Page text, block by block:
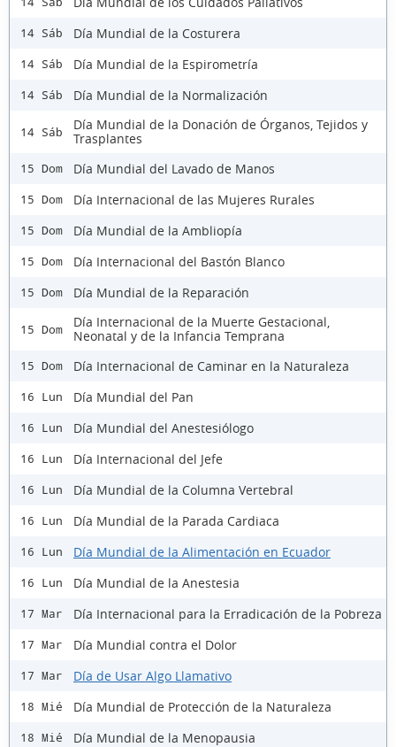
14 Sáb Día Mundial de la Costurera
14 Sáb Día Mundial de la Espirometría
14 Sáb Día Mundial de la Normalización
14 Sáb
Día Mundial de la Donación de Órganos, Tejidos y
Trasplantes
15 Dom Día Mundial del Lavado de Manos
15 Dom Día Internacional de las Mujeres Rurales
15 Dom Día Mundial de la Ambliopía
15 Dom Día Internacional del Bastón Blanco
15 Dom Día Mundial de la Reparación
15 Dom
Día Internacional de la Muerte Gestacional,
Neonatal y de la Infancia Temprana
15 Dom Día Internacional de Caminar en la Naturaleza
16 Lun Día Mundial del Pan
16 Lun Día Mundial del Anestesiólogo
16 Lun Día Internacional del Jefe
16 Lun Día Mundial de la Columna Vertebral
16 Lun Día Mundial de la Parada Cardiaca
16 Lun Día Mundial de la Alimentación en Ecuador
16 Lun Día Mundial de la Anestesia
17 Mar Día Internacional para la Erradicación de la Pobreza
17 Mar Día Mundial contra el Dolor
17 Mar Día de Usar Algo Llamativo
18 Mié Día Mundial de Protección de la Naturaleza
18 Mié Día Mundial de la Menopausia